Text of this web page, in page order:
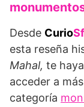
Desde Curio
esta reseña
Mahal, te
acceder a
categoría